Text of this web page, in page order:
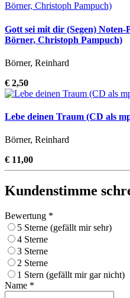
Gott sei mit dir (Segen)
Börner, Christoph Pampuch)
Börner, Reinhard
€ 2,50
Lebe deinen Traum (CD als
Börner, Reinhard
€ 11,00
Kundenstimme
Bewertung *
5 Sterne (gefällt mir sehr)
4 Sterne
3 Sterne
2 Sterne
1 Stern (gefällt mir gar
Name *